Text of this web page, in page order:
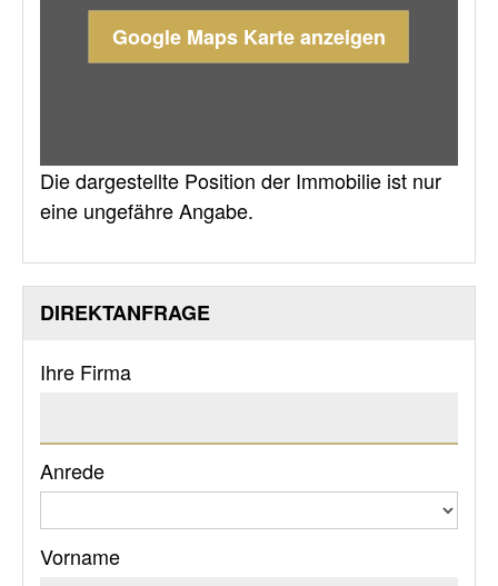
Google Maps Karte anzeigen
Die dargestellte Position der Immobilie ist nur
eine ungefähre Angabe.
DIREKTANFRAGE
Ihre Firma
Anrede
Vorname